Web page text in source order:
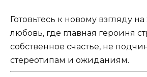
Готовьтесь к новому взгляду
любовь, где главная героиня
собственное счастье, не
стереотипам и ожиданиям.